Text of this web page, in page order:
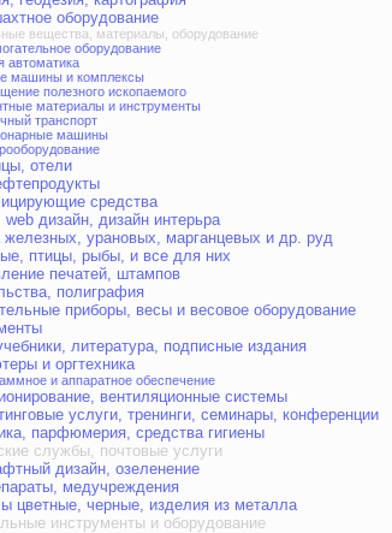
оборудование
вещества, материалы, оборудование
оборудование
автоматика
машины и комплексы
полезного ископаемого
материалы и инструменты
транспорт
машины
отели
средства
web дизайн, дизайн интерьра
урановых, марганцевых и др. руд
птицы, рыбы, и все для них
печатей, штампов
полиграфия
приборы, весы и весовое оборудование
литература, подписные издания
и оргтехника
и аппаратное обеспечение
вентиляционные системы
услуги, тренинги, семинары, конференции
парфюмерия, средства гигиены
службы, почтовые услуги
дизайн, озеленение
медучреждения
цветные, черные, изделия из металла
инструменты и оборудование